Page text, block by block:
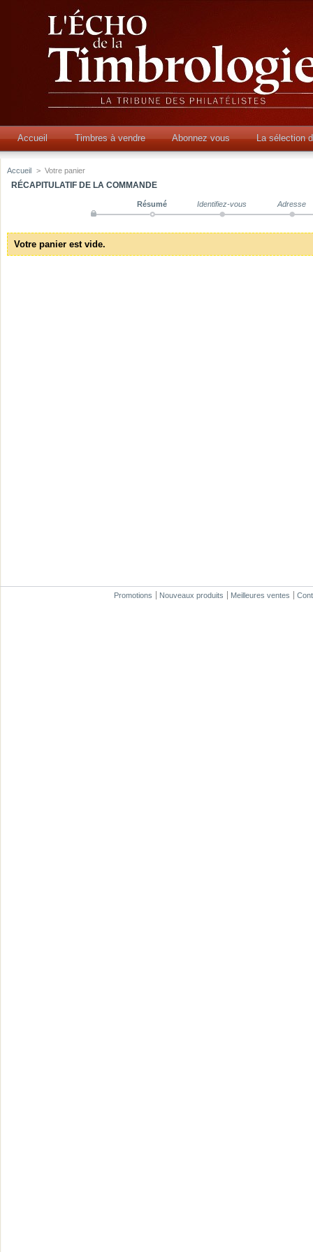
Accueil Timbres à vendre Abonnez vous La sélection
Accueil > Votre panier
RÉCAPITULATIF DE LA COMMANDE
Résumé Identifiez-vous Adresse
Votre panier est vide.
Promotions Nouveaux produits Meilleures ventes